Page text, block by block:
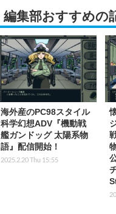
編集部おすすめの
海外産のPC98スタイル
科学幻想ADV『機動戦
艦ガンドッグ 太陽系物
語』配信開始！
2025.2.20 Thu 15:55